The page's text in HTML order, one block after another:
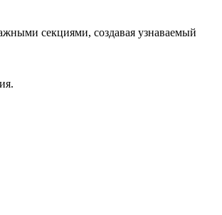
секциями, создавая узнаваемый